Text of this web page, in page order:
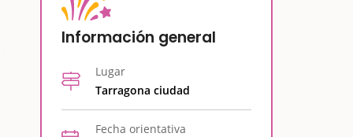
Información general
Lugar
Tarragona ciudad
Fecha orientativa